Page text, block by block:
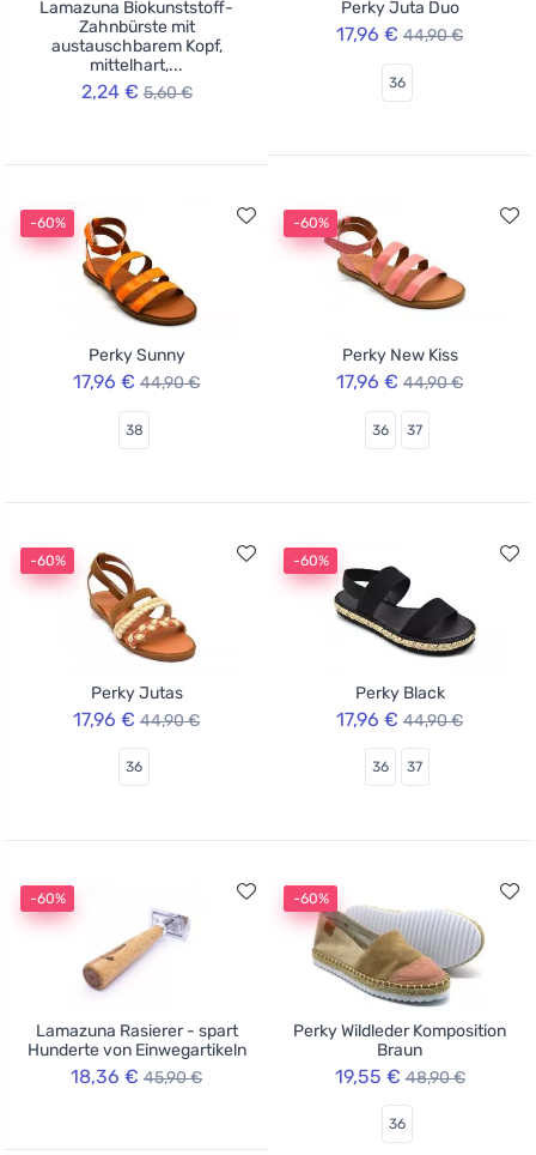
Lamazuna Biokunststoff-
Zahnbürste mit
austauschbarem Kopf,
mittelhart,...
2,24 € 5,60 €
Perky Juta Duo
17,96 € 44,90 €
36
-60%
Perky Sunny
17,96 € 44,90 €
38
-60%
Perky New Kiss
17,96 € 44,90 €
36 37
-60%
Perky Jutas
17,96 € 44,90 €
36
-60%
Perky Black
17,96 € 44,90 €
36 37
-60%
Lamazuna Rasierer - spart
Hunderte von Einwegartikeln
18,36 € 45,90 €
-60%
Perky Wildleder Komposition
Braun
19,55 € 48,90 €
36